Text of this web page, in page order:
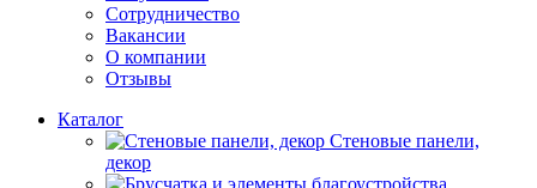
Сотрудничество
Вакансии
О компании
Отзывы
Каталог
Стеновые панели,
декор